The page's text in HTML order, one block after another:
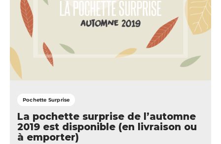
Pochette Surprise
La pochette surprise de l’automne
2019 est disponible (en livraison ou
à emporter)